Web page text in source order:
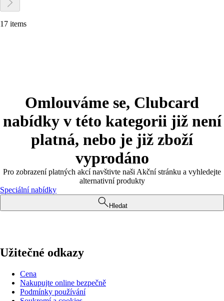
17 items
Omlouváme se, Clubcard
nabídky v této kategorii již není
platná, nebo je již zboží
vyprodáno
Pro zobrazení platných akcí navštivte naši Akční stránku a vyhledejte
alternativní produkty
Speciální nabídky
Hledat
Užitečné odkazy
Cena
Nakupujte online bezpečně
Podmínky používání